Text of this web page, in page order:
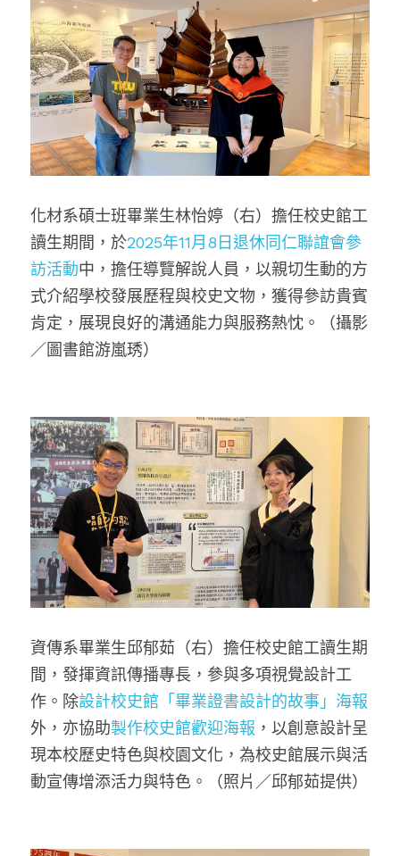
化材系碩士班畢業生林怡婷（右）擔任校史館工
讀生期間，於2025年11月8日退休同仁聯誼會參
訪活動中，擔任導覽解說人員，以親切生動的方
式介紹學校發展歷程與校史文物，獲得參訪貴賓
肯定，展現良好的溝通能力與服務熱忱。（攝影
／圖書館游嵐琇）
資傳系畢業生邱郁茹（右）擔任校史館工讀生期
間，發揮資訊傳播專長，參與多項視覺設計工
作。除設計校史館「畢業證書設計的故事」海報
外，亦協助製作校史館歡迎海報 ，以創意設計呈
現本校歷史特色與校園文化，為校史館展示與活
動宣傳增添活力與特色。（照片／邱郁茹提供）